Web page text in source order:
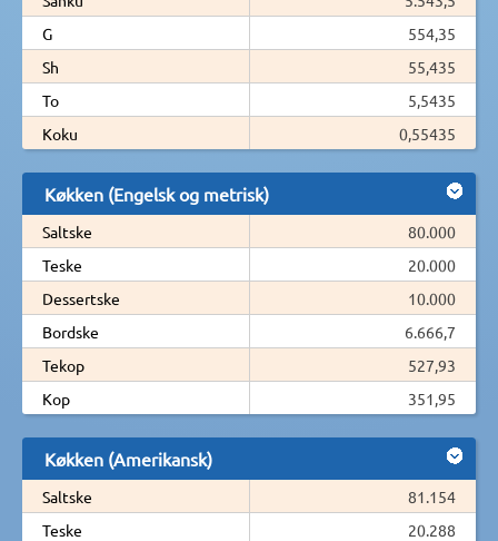
G
554,35
Sh
55,435
To
5,5435
Koku
0,55435
Køkken (Engelsk og metrisk)
Saltske
80.000
Teske
20.000
Dessertske
10.000
Bordske
6.666,7
Tekop
527,93
Kop
351,95
Køkken (Amerikansk)
Saltske
81.154
Teske
20.288